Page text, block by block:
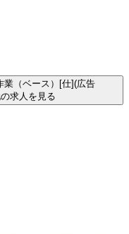
業（ベース）[仕](広告
求人を見る